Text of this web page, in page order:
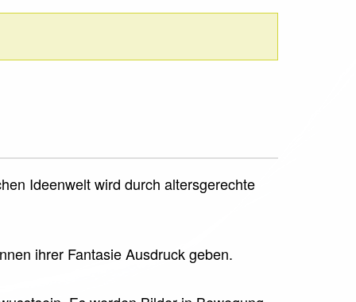
Ideenwelt wird durch altersgerechte
ihrer Fantasie Ausdruck geben.